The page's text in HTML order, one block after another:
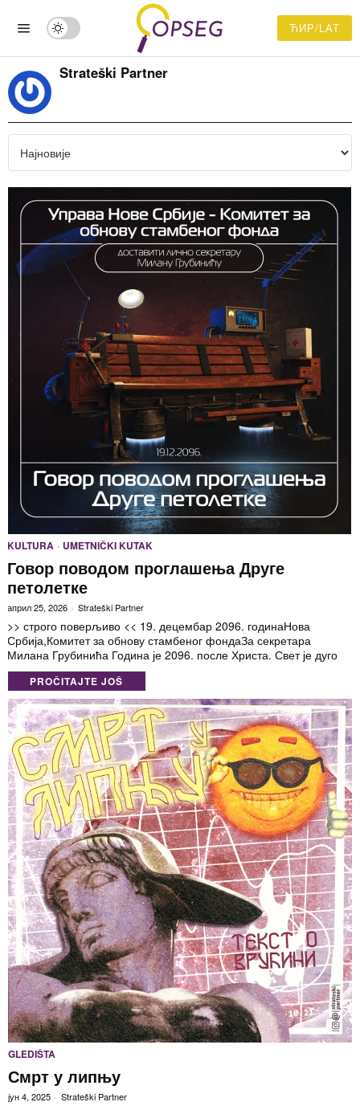
ЋИР/LAT
Strateški Partner
KULTURA · UMETNIČKI KUTAK
Говор поводом проглашења Друге
петолетке
април 25, 2026 Strateški Partner
>> строго поверљиво << 19. децембар 2096. годинаНова
Србија,Комитет за обнову стамбеног фондаЗа секретара
Милана Грубинића Година је 2096. после Христа. Свет је дуго
PROČITAJTE JOŠ
GLEDIŠTA
Смрт у липњу
јун 4, 2025 Strateški Partner